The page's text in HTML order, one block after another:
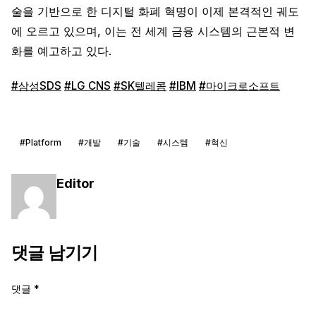
술을 기반으로 한 디지털 화폐 혁명이 이제 본격적인 궤도
에 오르고 있으며, 이는 전 세계 금융 시스템의 근본적 변
화를 예고하고 있다.
#삼성SDS #LG CNS #SK텔레콤 #IBM #마이크로소프트
#Platform #개발 #기술 #시스템 #혁신
Editor
댓글 남기기
댓글 *